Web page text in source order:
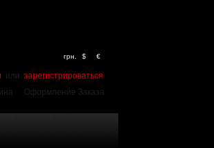
грн. $ €
или зарегистрироваться
Оформление Заказа